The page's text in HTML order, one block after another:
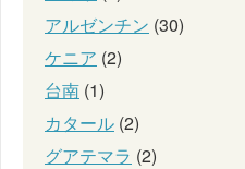
アルゼンチン (30)
ケニア (2)
台南 (1)
カタール (2)
グアテマラ (2)